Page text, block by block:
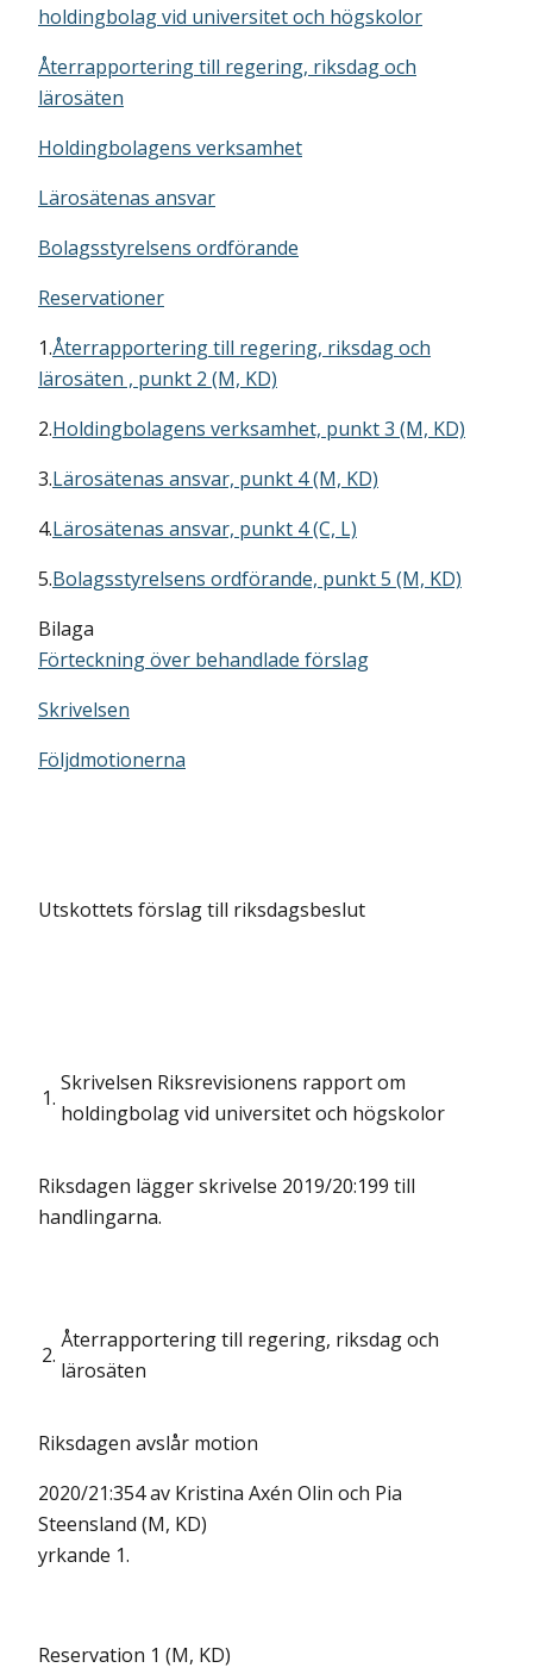
holdingbolag vid universitet och högskolor
Återrapportering till regering, riksdag och
lärosäten
Holdingbolagens verksamhet
Lärosätenas ansvar
Bolagsstyrelsens ordförande
Reservationer
1.Återrapportering till regering, riksdag och
lärosäten , punkt 2 (M, KD)
2.Holdingbolagens verksamhet, punkt 3 (M, KD)
3.Lärosätenas ansvar, punkt 4 (M, KD)
4.Lärosätenas ansvar, punkt 4 (C, L)
5.Bolagsstyrelsens ordförande, punkt 5 (M, KD)
Bilaga
Förteckning över behandlade förslag
Skrivelsen
Följdmotionerna
Utskottets förslag till riksdagsbeslut
1.
Skrivelsen Riksrevisionens rapport om
holdingbolag vid universitet och högskolor
Riksdagen lägger skrivelse 2019/20:199 till
handlingarna.
2.
Återrapportering till regering, riksdag och
lärosäten
Riksdagen avslår motion
2020/21:354 av Kristina Axén Olin och Pia
Steensland (M, KD)
yrkande 1.
Reservation 1 (M, KD)